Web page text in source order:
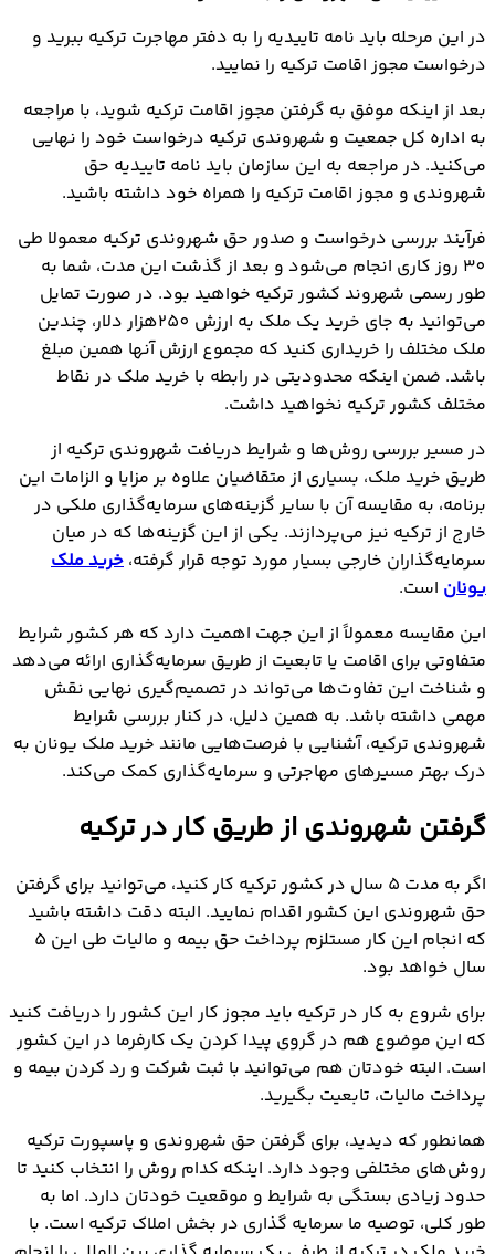
در این مرحله باید نامه تاییدیه را به دفتر مهاجرت ترکیه ببرید و
درخواست مجوز اقامت ترکیه را نمایید.
بعد از اینکه موفق به گرفتن مجوز اقامت ترکیه شوید، با مراجعه
به اداره کل جمعیت و شهروندی ترکیه درخواست خود را نهایی
می‌کنید. در مراجعه به این سازمان باید نامه تاییدیه حق
شهروندی و مجوز اقامت ترکیه را همراه خود داشته باشید.
فرآیند بررسی درخواست و صدور حق شهروندی ترکیه معمولا طی
30 روز کاری انجام می‌شود و بعد از گذشت این مدت، شما به
طور رسمی شهروند کشور ترکیه خواهید بود. در صورت تمایل
می‌توانید به جای خرید یک ملک به ارزش 250هزار دلار، چندین
ملک مختلف را خریداری کنید که مجموع ارزش آنها همین مبلغ
باشد. ضمن اینکه محدودیتی در رابطه با خرید ملک در نقاط
مختلف کشور ترکیه نخواهید داشت.
در مسیر بررسی روش‌ها و شرایط دریافت شهروندی ترکیه از
طریق خرید ملک، بسیاری از متقاضیان علاوه بر مزایا و الزامات این
برنامه، به مقایسه آن با سایر گزینه‌های سرمایه‌گذاری ملکی در
خارج از ترکیه نیز می‌پردازند. یکی از این گزینه‌ها که در میان
سرمایه‌گذاران خارجی بسیار مورد توجه قرار گرفته، خرید ملک
یونان است.
این مقایسه معمولاً از این جهت اهمیت دارد که هر کشور شرایط
متفاوتی برای اقامت یا تابعیت از طریق سرمایه‌گذاری ارائه می‌دهد
و شناخت این تفاوت‌ها می‌تواند در تصمیم‌گیری نهایی نقش
مهمی داشته باشد. به همین دلیل، در کنار بررسی شرایط
شهروندی ترکیه، آشنایی با فرصت‌هایی مانند خرید ملک یونان به
درک بهتر مسیرهای مهاجرتی و سرمایه‌گذاری کمک می‌کند.
گرفتن شهروندی از طریق کار در ترکیه
اگر به مدت 5 سال در کشور ترکیه کار کنید، می‌توانید برای گرفتن
حق شهروندی این کشور اقدام نمایید. البته دقت داشته باشید
که انجام این کار مستلزم پرداخت حق بیمه و مالیات طی این 5
سال خواهد بود.
برای شروع به کار در ترکیه باید مجوز کار این کشور را دریافت کنید
که این موضوع هم در گروی پیدا کردن یک کارفرما در این کشور
است. البته خودتان هم می‌توانید با ثبت شرکت و رد کردن بیمه و
پرداخت مالیات، تابعیت بگیرید.
همانطور که دیدید، برای گرفتن حق شهروندی و پاسپورت ترکیه
روش‌های مختلفی وجود دارد. اینکه کدام روش را انتخاب کنید تا
حدود زیادی بستگی به شرایط و موقعیت خودتان دارد. اما به
طور کلی، توصیه ما سرمایه گذاری در بخش املاک ترکیه است. با